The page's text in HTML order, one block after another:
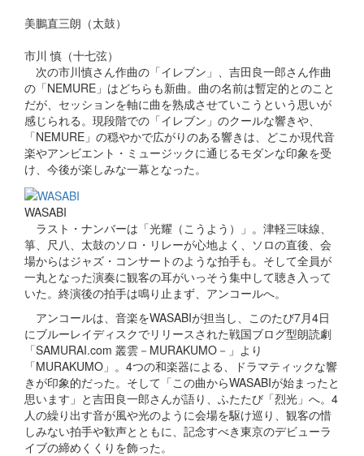
美鵬直三朗（太鼓）
市川 慎（十七弦）
次の市川慎さん作曲の「イレブン」、吉田良一郎さん作曲
の「NEMURE」はどちらも新曲。曲の名前は暫定的とのこと
だが、セッションを軸に曲を熟成させていこうという思いが
感じられる。現段階での「イレブン」のクールな響きや、
「NEMURE」の穏やかで広がりのある響きは、どこか現代音
楽やアンビエント・ミュージックに通じるモダンな印象を受
け、今後が楽しみな一幕となった。
WASABI
ラスト・ナンバーは「光耀（こうよう）」。津軽三味線、
箏、尺八、太鼓のソロ・リレーが心地よく、ソロの直後、会
場からはジャズ・コンサートのような拍手も。そして全員が
一丸となった演奏に観客の耳がいっそう集中して聴き入って
いた。終演後の拍手は鳴り止まず、アンコールへ。
アンコールは、音楽をWASABIが担当し、このたび7月4日
にブルーレイディスクでリリースされた戦国ブログ型朗読劇
「SAMURAI.com 叢雲－MURAKUMO－」より
「MURAKUMO」。4つの和楽器による、ドラマティックな響
きが印象的だった。そして「この曲からWASABIが始まったと
思います」と吉田良一郎さんが語り、ふたたび「烈光」へ。4
人の繰り出す音が風や光のように会場を駆け巡り、観客の惜
しみない拍手や歓声とともに、記念すべき東京のデビューラ
イブの締めくくりを飾った。